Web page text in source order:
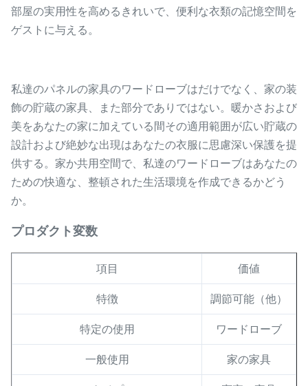
部屋の実用性を高めるきれいで、便利な衣類の記憶空間を
ゲストに与える。
私達のパネルの家具のワードローブはだけでなく、家の装
飾の貯蔵の家具、また部分でありではない。暖かさおよび
美をあなたの家に加えている間その適用範囲が広い貯蔵の
設計および絶妙な出現はあなたの衣服に思慮深い保護を提
供する。家か共用空間で、私達のワードローブはあなたの
ための快適な、整頓された生活環境を作成できるかどう
か。
プロダクト変数
項目 価値
特徴 調節可能（他）
特定の使用 ワードローブ
一般使用 家の家具